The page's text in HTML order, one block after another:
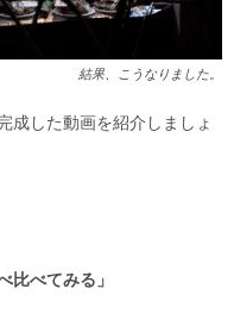
結果、こうなりました。
成した動画を紹介しましょ
べてみる」